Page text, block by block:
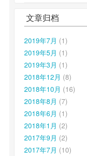
文章归档
2019年7月 (1)
2019年5月 (1)
2019年3月 (1)
2018年12月 (8)
2018年10月 (16)
2018年8月 (7)
2018年6月 (1)
2018年1月 (2)
2017年9月 (2)
2017年7月 (10)